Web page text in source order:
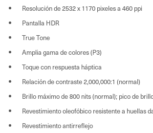
Resolución de 2532 x 1170 pixeles a 460 ppi
Pantalla HDR
True Tone
Amplia gama de colores (P3)
Toque con respuesta háptica
Relación de contraste 2,000,000:1 (normal)
Brillo máximo de 800 nits (normal); pico de
Revestimiento oleofóbico resistente a huellas
Revestimiento antirreflejo